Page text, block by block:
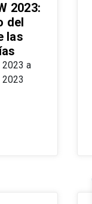
2023:
del
las
a